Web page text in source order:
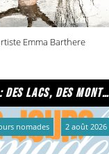
Emma Barthere
chapitre 1 : des lacs, des montagnes et due caffe per favore
nomades 2 août 2026